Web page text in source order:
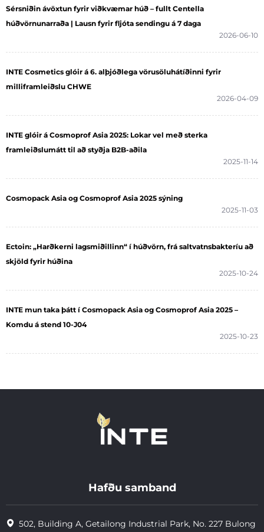
Sérsniðin ávöxtun fyrir viðkvæmar húð – fullt Centella
húðvörnunarraða | Lausn fyrir fljóta sendingu á 7 daga
2026-06-10
INTE Cosmetics glóir á 6. alþjóðlega vörusöluhátíðinni fyrir
milliframleiðslu CHWE
2026-04-09
INTE glóir á Cosmoprof Asia 2025: Lokar vel með sterka
framleiðslumátt til að styðja B2B-aðila
2025-11-14
Cosmopack Asia og Cosmoprof Asia 2025 sýning
2025-11-03
Ectoin: „Harðkerni lagsmiðillinn“ í húðvörn, frá saltvatnsbakteríu að
skjöld fyrir húðina
2025-10-24
INTE mun taka þátt í Cosmopack Asia og Cosmoprof Asia 2025 –
Komdu á stend 10-J04
2025-10-23
Hafðu samband
502, Building A, Getailong Industrial Park, No. 227 Bulong